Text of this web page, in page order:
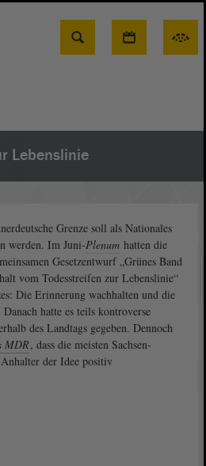
Suche
Lebenslinie
Grenze soll als Nationales
werden. Im Juni-Plenum hatten die
Gesetzentwurf „Grünes Band
vom Todesstreifen zur Lebenslinie“
Die Erinnerung wachhalten und die
hatte es teils kontroverse
des Landtags gegeben. Dennoch
MDR, dass die meisten Sachsen-
der Idee positiv